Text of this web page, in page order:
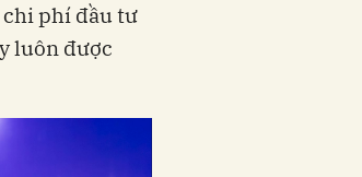
phí đầu tư
luôn được